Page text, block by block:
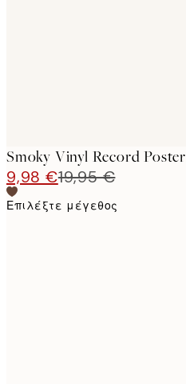
Smoky Vinyl Record Poster
9,98 €19,95 €
Επιλέξτε μέγεθος